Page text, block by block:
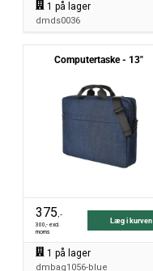
1 på lager
dmds0036
Computertaske - 13"
375,-
300,- excl.
moms
Læg i kurven
1 på lager
dmbag1056-blue